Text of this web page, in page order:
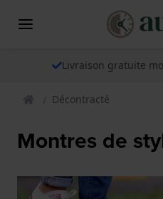
Livraison gratuite
Décontracté
Montres de